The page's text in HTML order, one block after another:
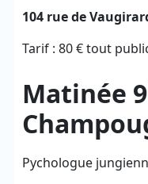
104 rue de
Tarif : 80 € tout
Matinée
Pychologue